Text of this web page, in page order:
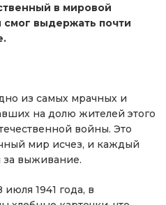
в мировой
выдержать почти
из самых мрачных и
на долю жителей этого
войны. Это
мир исчез, и каждый
за выживание.
1941 года, в